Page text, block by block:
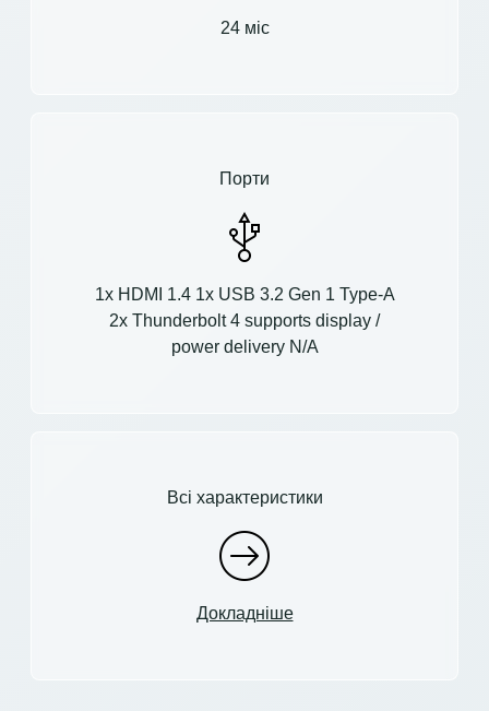
24 міс
Порти
1x HDMI 1.4 1x USB 3.2 Gen 1 Type-A
2x Thunderbolt 4 supports display /
power delivery N/A
Всі характеристики
Докладніше